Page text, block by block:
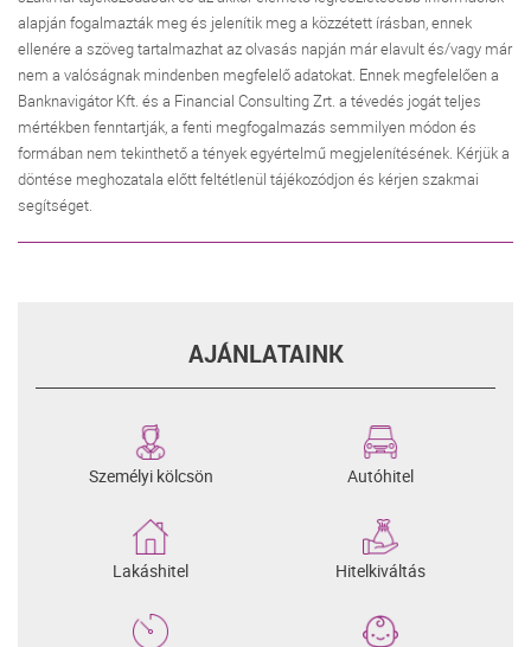
alapján fogalmazták meg és jelenítik meg a közzétett írásban, ennek
ellenére a szöveg tartalmazhat az olvasás napján már elavult és/vagy már
nem a valóságnak mindenben megfelelő adatokat. Ennek megfelelően a
Banknavigátor Kft. és a Financial Consulting Zrt. a tévedés jogát teljes
mértékben fenntartják, a fenti megfogalmazás semmilyen módon és
formában nem tekinthető a tények egyértelmű megjelenítésének. Kérjük a
döntése meghozatala előtt feltétlenül tájékozódjon és kérjen szakmai
segítséget.
AJÁNLATAINK
Személyi kölcsön Autóhitel
Lakáshitel Hitelkiváltás